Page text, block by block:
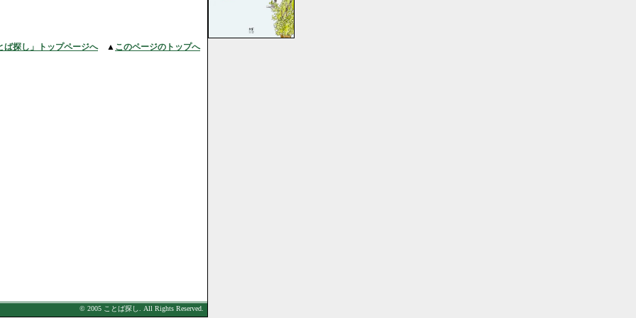
ば探し」トップページへ▲ このページのトップへ
© 2005 ことば探し. All Rights Reserved.